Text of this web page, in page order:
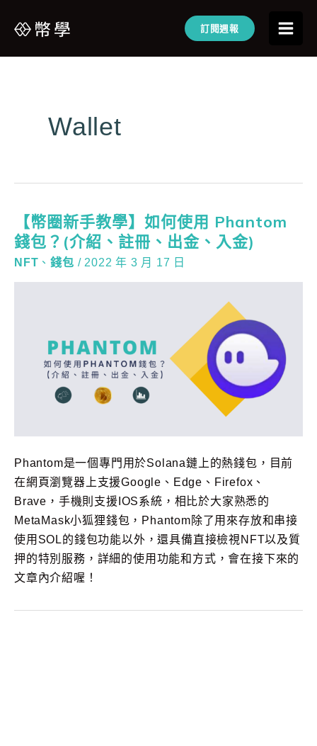
訂閱週報
Wallet
【幣圈新手教學】如何使用 Phantom
錢包？(介紹、註冊、出金、入金)
NFT 、錢包 / 2022 年 3 月 17 日
Phantom是一個專門用於Solana鏈上的熱錢包，目前
在網頁瀏覽器上支援Google、Edge、Firefox、
Brave，手機則支援IOS系統，相比於大家熟悉的
MetaMask小狐狸錢包，Phantom除了用來存放和串接
使用SOL的錢包功能以外，還具備直接檢視NFT以及質
押的特別服務，詳細的使用功能和方式，會在接下來的
文章內介紹喔！